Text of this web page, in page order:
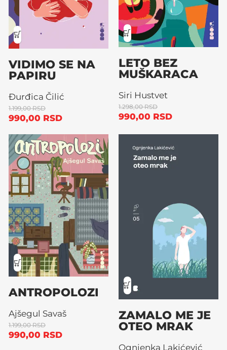
VIDIMO SE NA
PAPIRU
Đurđica Čilić
1.199,00RSD
990,00 RSD
LETO BEZ
MUŠKARACA
Siri Hustvet
1.298,00RSD
990,00 RSD
ANTROPOLOZI
Ajšegul Savaš
1.199,00RSD
990,00 RSD
ZAMALO ME JE
OTEO MRAK
Ognjenka Lakićević